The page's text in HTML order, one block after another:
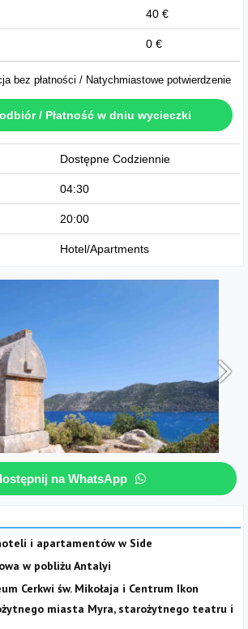
40 €
0 €
bez płatności / Natychmiastowe potwierdzenie
/ Płatność w dniu wycieczki
Dostępne Codziennie
04:30
20:00
Hotel/Apartments
na WhatsApp
i apartamentów w Side
w pobliżu Antalyi
Cerkwi św. Mikołaja i Centrum Ikon
miasta Myra, starożytnego teatru i